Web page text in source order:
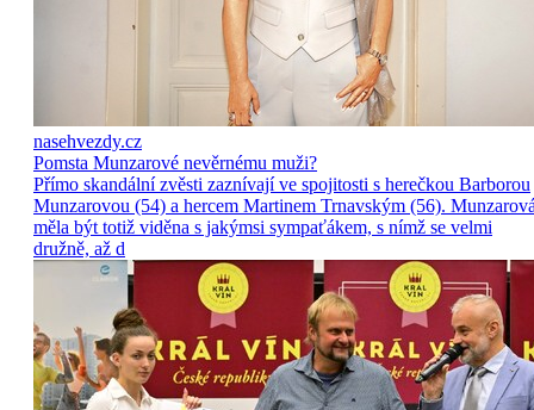
nasehvezdy.cz
Pomsta Munzarové nevěrnému muži?
Přímo skandální zvěsti zaznívají ve spojitosti s herečkou Barborou
Munzarovou (54) a hercem Martinem Trnavským (56).
měla být totiž viděna s jakýmsi sympaťákem, s nímž se velmi
družně, až d